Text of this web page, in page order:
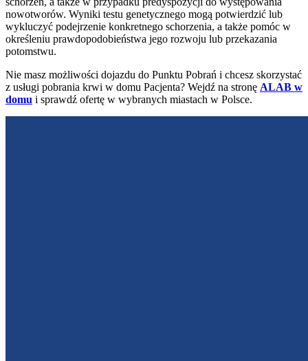
nowotworów. Wyniki testu genetycznego mogą potwierdzić lub
wykluczyć podejrzenie konkretnego schorzenia, a także pomóc w
określeniu prawdopodobieństwa jego rozwoju lub przekazania
potomstwu.
Nie masz możliwości dojazdu do Punktu Pobrań i chcesz skorzystać
z usługi pobrania krwi w domu Pacjenta? Wejdź na stronę ALAB w
domu i sprawdź ofertę w wybranych miastach w Polsce.